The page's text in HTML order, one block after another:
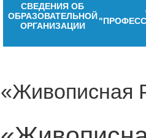
СВЕДЕНИЯ ОБ
ОБРАЗОВАТЕЛЬНОЙ
ОРГАНИЗАЦИИ
«Живописная